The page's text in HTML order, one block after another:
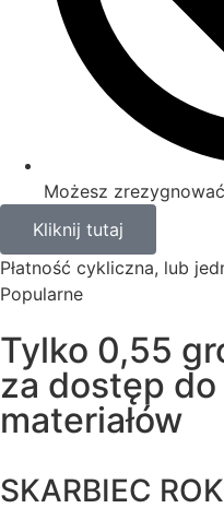
Możesz
Kliknij tutaj
Płatność cykliczna, lub
Popularne
Tylko 0,55
za dostęp
materiałów
SKARBIEC ROK